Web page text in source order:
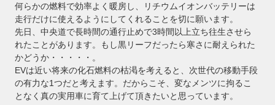
何らかの燃料で効率よく暖房し、リチウムイオンバッテリーは
走行だけに使えるようにしてくれることを切に願います。
先日、中央道で長時間の通行止めで3時間以上立ち往生させら
れたことがあります。もし黒リーフだったら寒さに耐えられた
かどうか・・・・・。
EVは近い将来の化石燃料の枯渇を考えると、次世代の移動手段
の有力な1つだと考えます。だからこそ、変なメンツに拘るこ
となく真の実用車に育て上げて頂きたいと思っています。